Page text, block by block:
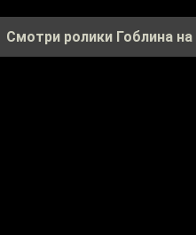
Смотри ролики Гоблина на